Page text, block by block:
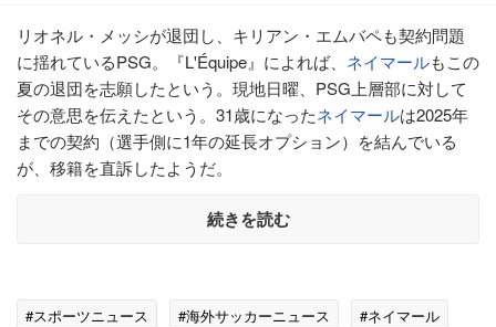
リオネル・メッシが退団し、キリアン・エムバペも契約問題
に揺れているPSG。『L'Équipe』によれば、 ネイマールもこの
夏の退団を志願したという。現地日曜、PSG上層部に対して
その意思を伝えたという。31歳になったネイマールは2025年
までの契約（選手側に1年の延長オプション）を結んでいる
が、移籍を直訴したようだ。
続きを読む
#スポーツニュース #海外サッカーニュース
#ネイマール